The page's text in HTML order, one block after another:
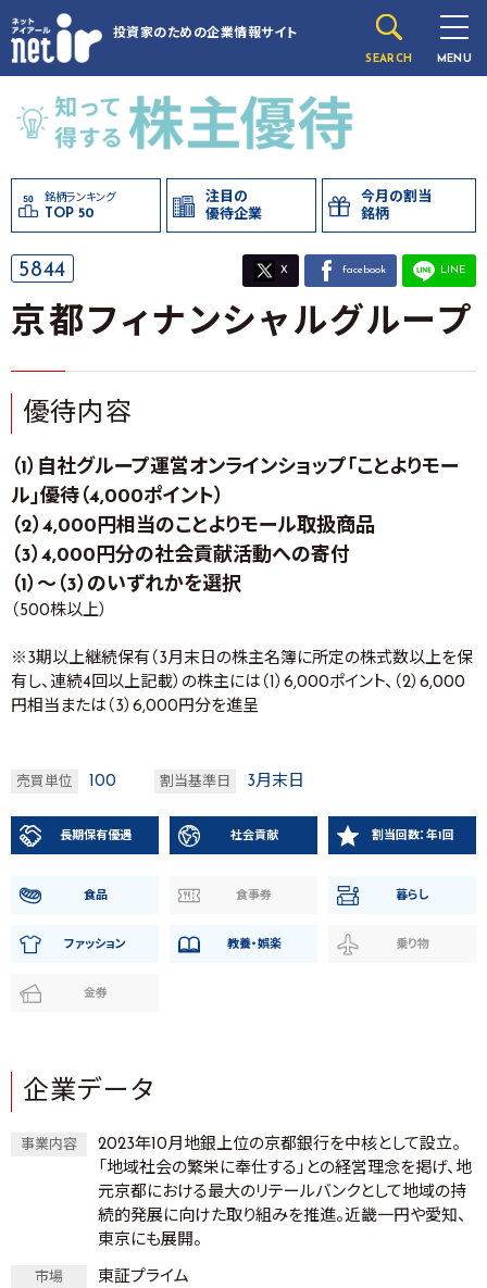
投資家のための企業情報サイト
SEARCH MENU
銘柄ランキング
TOP 50
注目の
優待企業
今月の割当
銘柄
5844 X facebook LINE
京都フィナンシャルグループ
優待内容
（1）自社グループ運営オンラインショップ「ことよりモー
ル」優待（4,000ポイント）
（2）4,000円相当のことよりモール取扱商品
（3）4,000円分の社会貢献活動への寄付
（1）～（3）のいずれかを選択
（500株以上）
※3期以上継続保有（3月末日の株主名簿に所定の株式数以上を保
有し、連続4回以上記載）の株主には（1）6,000ポイント、（2）6,000
円相当または（3）6,000円分を進呈
売買単位 100 割当基準日 3月末日
長期保有優遇 社会貢献 割当回数：年1回
食品 食事券 暮らし
ファッション 教養・娯楽 乗り物
金券
企業データ
事業内容
2023年10月地銀上位の京都銀行を中核として設立。
「地域社会の繁栄に奉仕する」との経営理念を掲げ、地
元京都における最大のリテールバンクとして地域の持
続的発展に向けた取り組みを推進。近畿一円や愛知、
東京にも展開。
市場 東証プライム